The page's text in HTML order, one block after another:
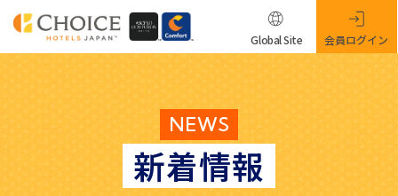
NEWS
新着情報
Global Site 会員ログイン